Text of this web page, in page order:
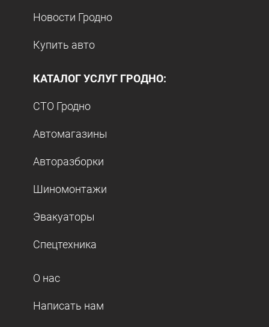
Новости Гродно
Купить авто
КАТАЛОГ УСЛУГ ГРОДНО:
СТО Гродно
Автомагазины
Авторазборки
Шиномонтажи
Эвакуаторы
Спецтехника
О нас
Написать нам